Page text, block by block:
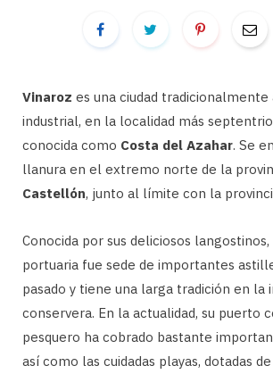
Vinaroz es una ciudad
industrial, en la localidad más
conocida como Costa del Azahar. Se
llanura en el extremo norte de la
Castellón, junto al límite con la
Conocida por sus deliciosos langostinos,
portuaria fue sede de importantes
pasado y tiene una larga tradición en la
conservera. En la actualidad, su puerto
pesquero ha cobrado bastante
así como las cuidadas playas, dotadas